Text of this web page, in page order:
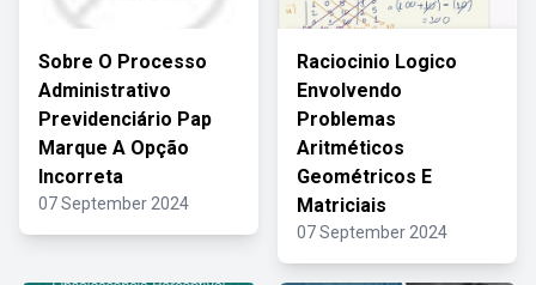
Sobre O Processo
Administrativo
Previdenciário Pap
Marque A Opção
Incorreta
07 September 2024
Raciocinio Logico
Envolvendo
Problemas
Aritméticos
Geométricos E
Matriciais
07 September 2024